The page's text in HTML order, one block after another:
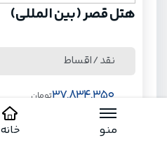
منو خانه
هتل قصر (بین المللی)
نقد / اقساط
37,834,350تومان
رزرو تـــور